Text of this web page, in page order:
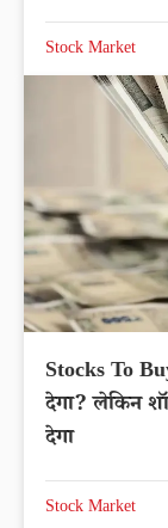
Stock Market
Stocks To
देगा? लेकिन
देगा
Stock Market